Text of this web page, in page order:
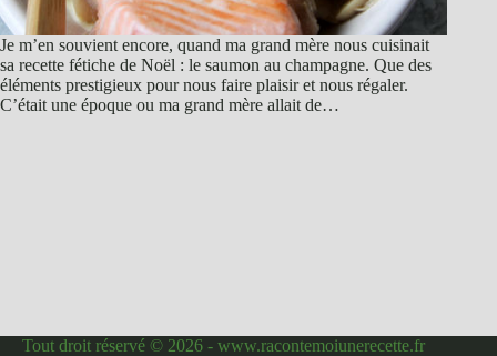
Je m’en souvient encore, quand ma grand mère nous cuisinait
sa recette fétiche de Noël : le saumon au champagne. Que des
éléments prestigieux pour nous faire plaisir et nous régaler.
C’était une époque ou ma grand mère allait de…
Tout droit réservé © 2026 - www.racontemoiunerecette.fr